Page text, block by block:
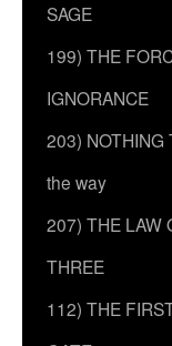
SAGE
199) THE
IGNORANCE
203) NOTHING
the way
207) THE LAW
THREE
112) THE